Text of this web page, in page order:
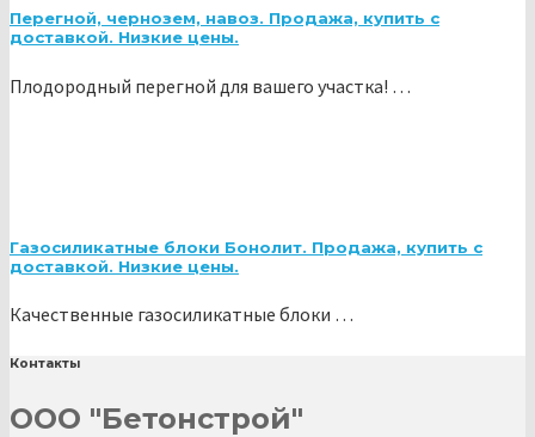
Перегной, чернозем, навоз. Продажа, купить с
доставкой. Низкие цены.
Плодородный перегной для вашего участка! …
Газосиликатные блоки Бонолит. Продажа, купить с
доставкой. Низкие цены.
Качественные газосиликатные блоки …
Контакты
ООО "Бетонстрой"